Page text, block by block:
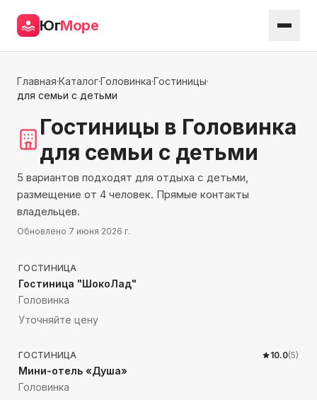
ЮгМоре
Главная·Каталог·Головинка·Гостиницы·
для семьи с детьми
Гостиницы в Головинка
для семьи с детьми
5 вариантов подходят для отдыха с детьми,
размещение от 4 человек. Прямые контакты
владельцев.
Обновлено 7 июня 2026 г.
449 м до моря
ГОСТИНИЦА
Гостиница "ШокоЛад"
Головинка
Уточняйте цену
517м до моря
ГОСТИНИЦА 10.0(5)
Мини-отель «Душа»
Головинка